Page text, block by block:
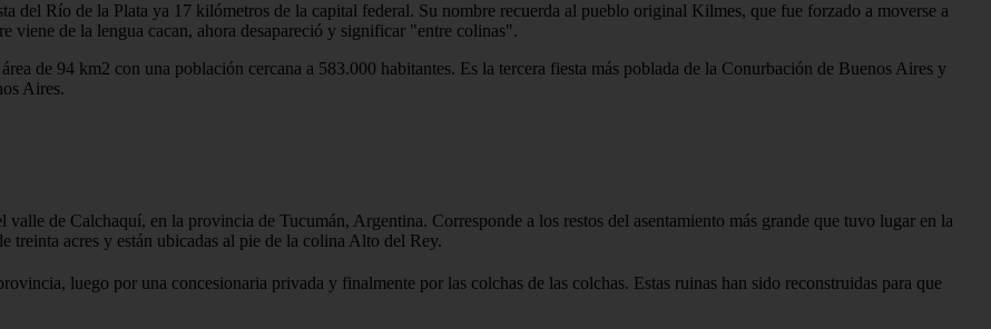
del Río de la Plata ya 17 kilómetros de la capital federal. Su nombre recuerda al pueblo original Kilmes, que fue forzado a moverse a
de la lengua cacan, ahora desapareció y significar "entre colinas".
de 94 km2 con una población cercana a 583.000 habitantes. Es la tercera fiesta más poblada de la Conurbación de Buenos Aires y
Aires.
de Calchaquí, en la provincia de Tucumán, Argentina. Corresponde a los restos del asentamiento más grande que tuvo lugar en la
treinta acres y están ubicadas al pie de la colina Alto del Rey.
luego por una concesionaria privada y finalmente por las colchas de las colchas. Estas ruinas han sido reconstruidas para que